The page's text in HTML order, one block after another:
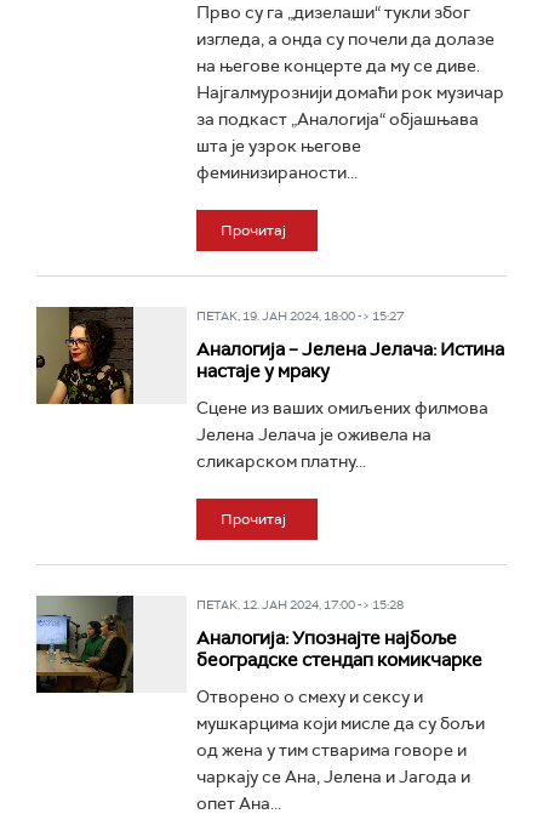
Прво су га „дизелаши“ тукли због
изгледа, а онда су почели да долазе
на његове концерте да му се диве.
Најгалмурознији домаћи рок музичар
за подкаст „Аналогија“ објашњава
шта је узрок његове
феминизираности...
Прочитај
ПЕТАК, 19. ЈАН 2024, 18:00 -> 15:27
Аналогија – Јелена Јелача: Истина
настаје у мраку
Сцене из ваших омиљених филмова
Јелена Јелача је оживела на
сликарском платну...
Прочитај
ПЕТАК, 12. ЈАН 2024, 17:00 -> 15:28
Аналогија: Упознајте најбоље
београдске стендап комикчарке
Отворено о смеху и сексу и
мушкарцима који мисле да су бољи
од жена у тим стварима говоре и
чаркају се Ана, Јелена и Јагода и
опет Ана...